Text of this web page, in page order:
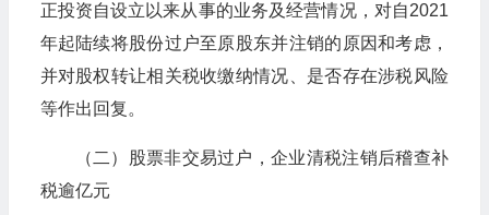
正投资自设立以来从事的业务及经营情况，对自2021
年起陆续将股份过户至原股东并注销的原因和考虑，
并对股权转让相关税收缴纳情况、是否存在涉税风险
等作出回复。
（二）股票非交易过户，企业清税注销后稽查补
税逾亿元